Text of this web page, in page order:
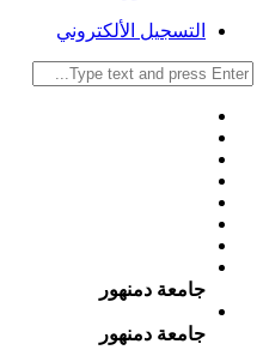
التسجيل الألكتروني
جامعة دمنهور
جامعة دمنهور